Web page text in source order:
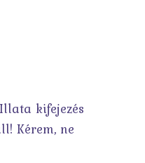
kifejezés
Kérem, ne